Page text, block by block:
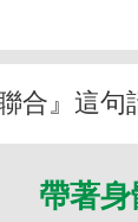
合』這
帶著